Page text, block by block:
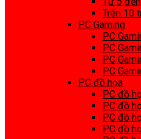
Trên 10
PC Gaming
PC
PC
PC
PC
PC đồ họa
PC đồ
PC đồ
PC đồ
PC đồ